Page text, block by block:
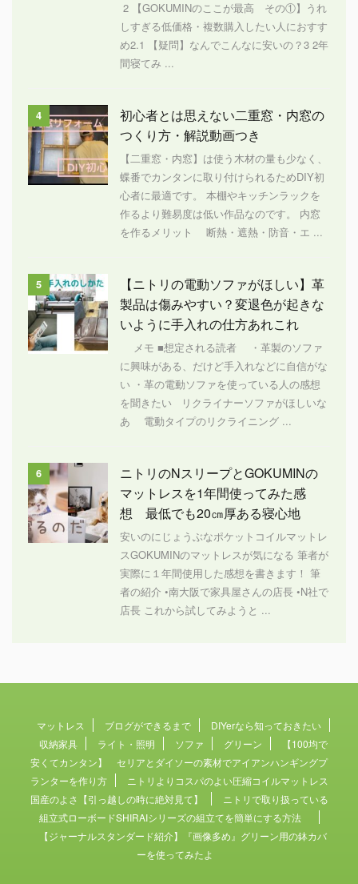
2 【GOKUMINのここが最高 その①】うれ
しすぎる低価格・複数購入したい人におすす
め2.1 【疑問】なんでこんなに安いの？3 2年
間寝てみ ...
4
初心者とは思えない二重窓・内窓の
つくり方・解説動画つき
【二重窓・内窓】は使う木材の量も少なく、
蝶番でカンタンに取り付けられるためDIY初
心者に最適です。 本棚やキッチンラックを
作るより難易度は低い作品なのです。 内窓
を作るメリット 断熱・遮熱・防音・エ ...
5
【ニトリの電動ソファがほしい】革
製品は傷みやすい？変退色が起きな
いように手入れの仕方あれこれ
メモ ■想定される読者 ・革製のソファ
に興味がある、だけど手入れなどに自信がな
い ・革の電動ソファを使っている人の感想
を聞きたい リクライナーソファがほしいな
あ 電動タイプのリクライニング ...
6
ニトリのNスリープとGOKUMINの
マットレスを1年間使ってみた感
想 最低でも20㎝厚ある寝心地
安いのにじょうぶなポケットコイルマットレ
スGOKUMINのマットレスが気になる 筆者が
実際に１年間使用した感想を書きます！ 筆
者の紹介 •南大阪で家具屋さんの店長 •N社で
店長 これから試してみようと ...
マットレス ブログができるまで
DIYerなら知っておきたい
収納家具
ライト・照明 ソファ グリーン
【100均で
安くてカンタン】 セリアとダイソーの素材でアイアンハンギングプ
ランターを作り方
ニトリよりコスパのよい圧縮コイルマットレス
国産のよさ【引っ越しの時に絶対見て】
ニトリで取り扱っている
組立式ローボードSHIRAIシリーズの組立てを簡単にする方法
【ジャーナルスタンダード紹介】『画像多め』グリーン用の鉢カバ
ーを使ってみたよ